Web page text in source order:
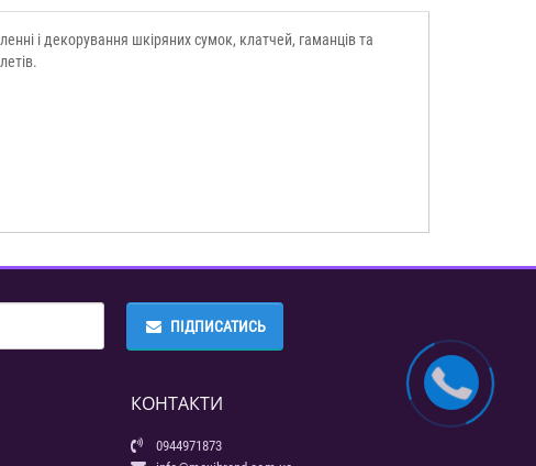
і декорування шкіряних сумок, клатчей, гаманців та
ПІДПИСАТИСЬ
КОНТАКТИ
0944971873